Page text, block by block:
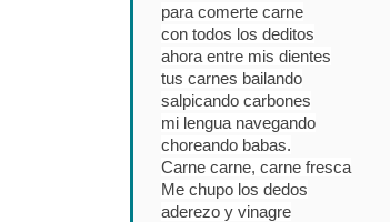
para comerte carne
con todos los deditos
ahora entre mis dientes
tus carnes bailando
salpicando carbones
mi lengua navegando
choreando babas.
Carne carne, carne fresca
Me chupo los dedos
aderezo y vinagre